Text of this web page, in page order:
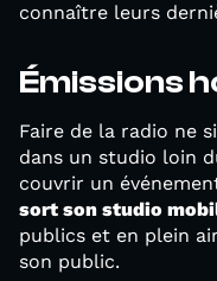
connaître leurs
Émissions
Faire de la radio ne
dans un studio loin
couvrir un
sort son studio
publics et en plein
son public.